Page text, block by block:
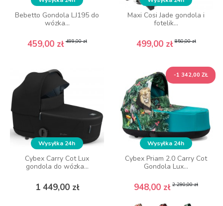
Bebetto Gondola LJ195 do
wózka...
459,00 złCena podstawowa
499,00 zł
Cena
DO KOSZYKA
Bebetto Gondola LJ195 do
wózka...
459,00 złCena podstawowa
499,00 zł
Cena
Maxi Cosi Jade gondola i
fotelik...
499,00 złCena podstawowa
850,00 zł
Cena
DO KOSZYKA
Maxi Cosi Jade gondola i
fotelik...
499,00 złCena podstawowa
850,00 zł
Cena
Wysyłka 24h
Cybex Carry Cot Lux
gondola do wózka...
1 449,00 zł
Cena
Wysyłka 24h
Cybex Carry Cot Lux
gondola do wózka...
1 449,00 zł
Cena
Wysyłka 24h
Cybex Priam 2.0 Carry Cot
Gondola Lux...
948,00 złCena podstawowa
2 290,00 zł
Cena
-1 342,00 ZŁ
Wysyłka 24h
Cybex Priam 2.0 Carry Cot
Gondola Lux...
948,00 złCena podstawowa
2 290,00 zł
Cena
-1 342,00 ZŁ